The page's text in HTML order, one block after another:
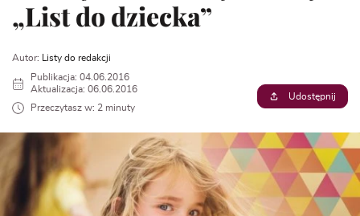
„List do dziecka”
Autor:
Listy do redakcji
Publikacja: 04.06.2016
Aktualizacja: 06.06.2016
Przeczytasz w: 2 minuty
Udostępnij